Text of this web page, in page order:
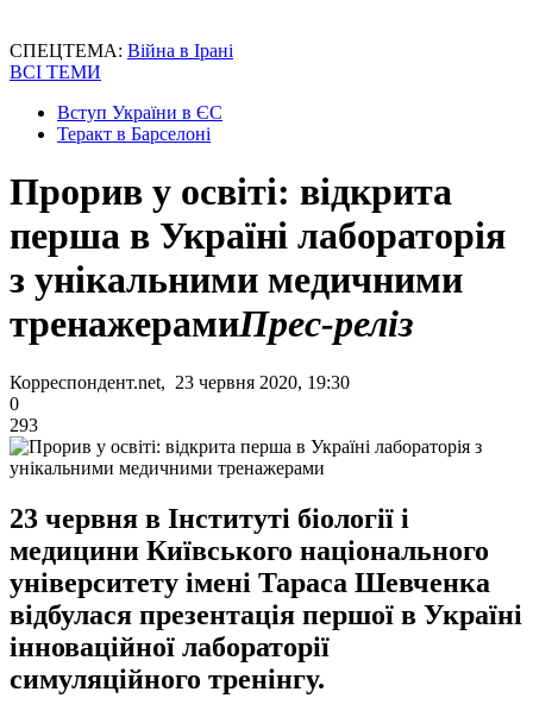
СПЕЦТЕМА: Війна в Ірані
ВСІ ТЕМИ
Вступ України в ЄС
Теракт в Барселоні
Прорив у освіті: відкрита
перша в Україні лабораторія
з унікальними медичними
тренажерамиПрес-реліз
Корреспондент.net, 23 червня 2020, 19:30
0
293
23 червня в Інституті біології і
медицини Київського національного
університету імені Тараса Шевченка
відбулася презентація першої в Україні
інноваційної лабораторії
симуляційного тренінгу.